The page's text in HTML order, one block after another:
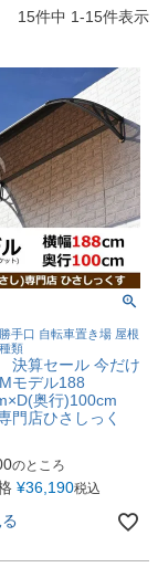
15件中 1-15件表示
手口 自転車置き場 屋根
類
決算セール 今だけ
モデル188
奥行)100cm
門店ひさしっく
のところ
¥36,190税込